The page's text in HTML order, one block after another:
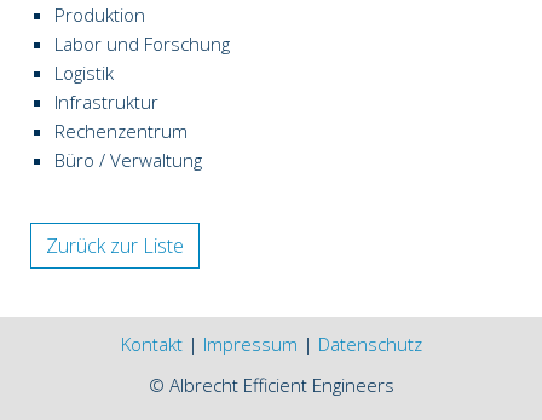
Produktion
Labor und Forschung
Logistik
Infrastruktur
Rechenzentrum
Büro / Verwaltung
Zurück zur Liste
Kontakt| Impressum | Datenschutz
© Albrecht Efficient Engineers